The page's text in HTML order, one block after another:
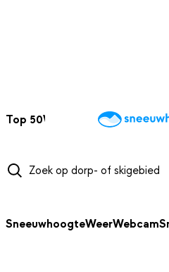
Top 50Webcams
SneeuwhoogteWeerWebcam